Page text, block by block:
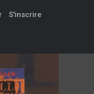
S'inscrire